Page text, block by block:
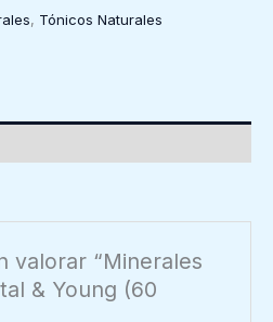
, Tónicos Naturales
valorar “Minerales
& Young (60